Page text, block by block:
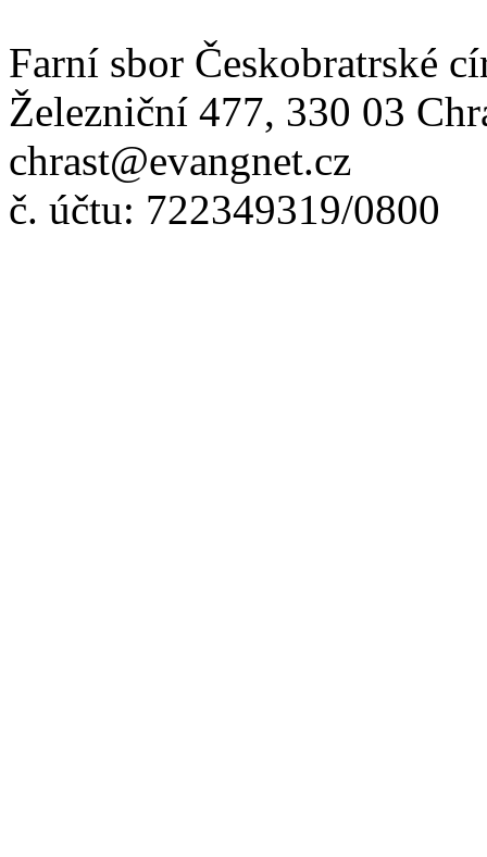
Farní sbor Českobratrské
Železniční 477, 330 03
chrast@evangnet.cz
č. účtu: 722349319/0800